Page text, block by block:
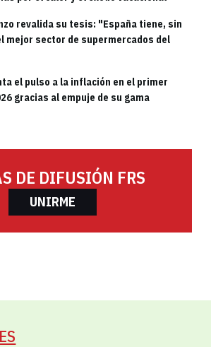
revalida su tesis: "España tiene, sin
mejor sector de supermercados del
el pulso a la inflación en el primer
gracias al empuje de su gama
DE DIFUSIÓN FRS
UNIRME